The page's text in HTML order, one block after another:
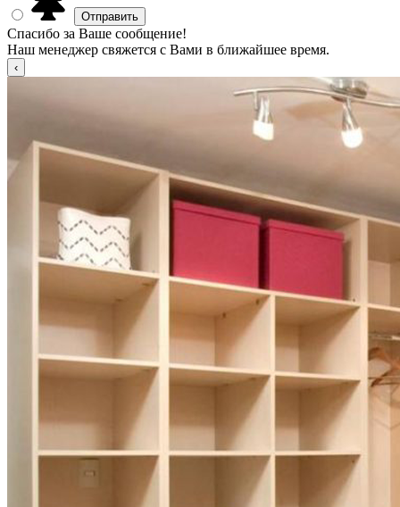
Спасибо за Ваше сообщение!
Наш менеджер свяжется с Вами в ближайшее время.